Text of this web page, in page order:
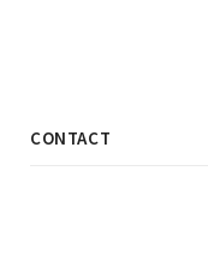
CONTACT